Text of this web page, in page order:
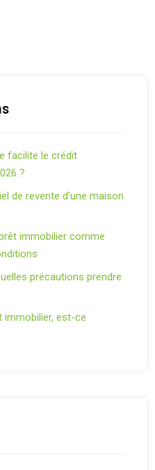
facilite le crédit
?
de revente d’une maison
immobilier comme
précautions prendre
immobilier, est-ce